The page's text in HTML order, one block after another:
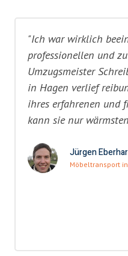
"Ich war wirklich
professionellen und
Umzugsmeister
in Hagen verlief
ihres erfahrenen und
kann sie nur
Jürgen
Möbeltransport